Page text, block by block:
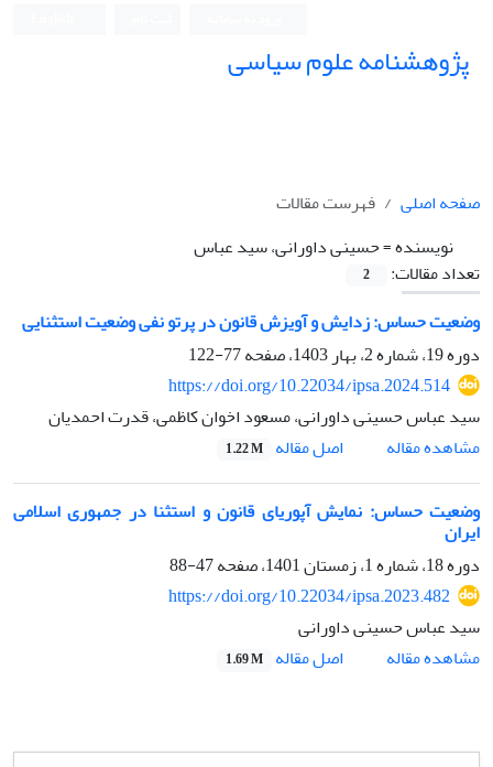
پژوهشنامه علوم سیاسی
صفحه اصلی
فهرست مقالات
نویسنده =حسینی داورانی، سید عباس
تعداد مقالات:
2
وضعیت حساس: زدایش و آویزش قانون در پرتو نفی وضعیت استثنایی
دوره 19، شماره 2، بهار 1403، صفحه
77-122
https://doi.org/10.22034/ipsa.2024.514
سید عباس حسینی داورانی، مسعود اخوان کاظمی، قدرت احمدیان
مشاهده مقاله
اصل مقاله 1.22 M
وضعیت حساس: نمایش آپوریای قانون و استثنا در جمهوری اسلامی
ایران
دوره 18، شماره 1، زمستان 1401، صفحه
47-88
https://doi.org/10.22034/ipsa.2023.482
سید عباس حسینی داورانی
مشاهده مقاله
اصل مقاله 1.69 M